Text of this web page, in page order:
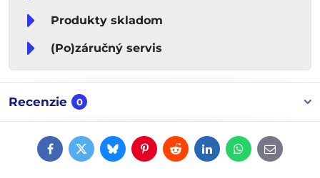
Produkty skladom
(Po)záručný servis
Recenzie 0
FacebookTwitterBlueskyPinterestRedditLinkedInWhatsApp
E-
mail